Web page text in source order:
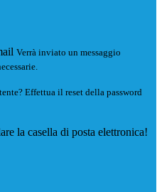
Verrà inviato un messaggio
Effettua il reset della password
la casella di posta elettronica!